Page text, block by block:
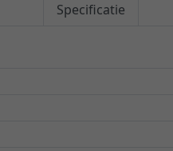
Specificatie